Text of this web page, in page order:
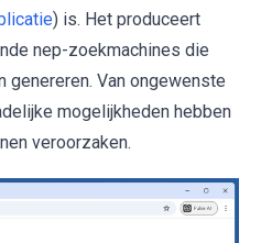
) is. Het produceert
nep-zoekmachines die
genereren. Van ongewenste
mogelijkheden hebben
veroorzaken.